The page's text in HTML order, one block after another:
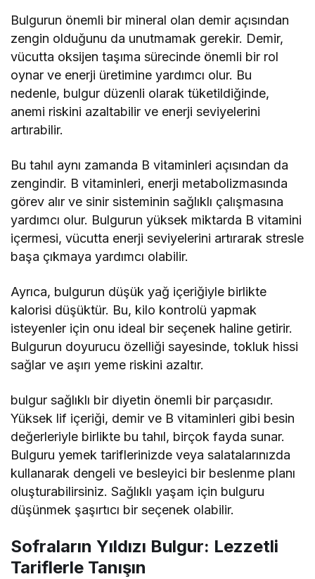
Bulgurun önemli bir mineral olan demir açısından
zengin olduğunu da unutmamak gerekir. Demir,
vücutta oksijen taşıma sürecinde önemli bir rol
oynar ve enerji üretimine yardımcı olur. Bu
nedenle, bulgur düzenli olarak tüketildiğinde,
anemi riskini azaltabilir ve enerji seviyelerini
artırabilir.
Bu tahıl aynı zamanda B vitaminleri açısından da
zengindir. B vitaminleri, enerji metabolizmasında
görev alır ve sinir sisteminin sağlıklı çalışmasına
yardımcı olur. Bulgurun yüksek miktarda B vitamini
içermesi, vücutta enerji seviyelerini artırarak stresle
başa çıkmaya yardımcı olabilir.
Ayrıca, bulgurun düşük yağ içeriğiyle birlikte
kalorisi düşüktür. Bu, kilo kontrolü yapmak
isteyenler için onu ideal bir seçenek haline getirir.
Bulgurun doyurucu özelliği sayesinde, tokluk hissi
sağlar ve aşırı yeme riskini azaltır.
bulgur sağlıklı bir diyetin önemli bir parçasıdır.
Yüksek lif içeriği, demir ve B vitaminleri gibi besin
değerleriyle birlikte bu tahıl, birçok fayda sunar.
Bulguru yemek tariflerinizde veya salatalarınızda
kullanarak dengeli ve besleyici bir beslenme planı
oluşturabilirsiniz. Sağlıklı yaşam için bulguru
düşünmek şaşırtıcı bir seçenek olabilir.
Sofraların Yıldızı Bulgur: Lezzetli
Tariflerle Tanışın